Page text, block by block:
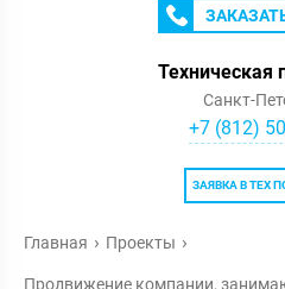
Техническая
Санкт-
+7 (812)
ЗАЯВКА В ТЕХ
Главная Проекты
Продвижение компании,